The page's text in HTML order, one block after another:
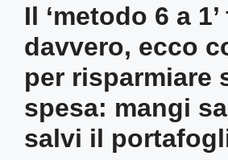
Il ‘metodo 6 a
davvero, ecco
per risparmiare
spesa: mangi
salvi il